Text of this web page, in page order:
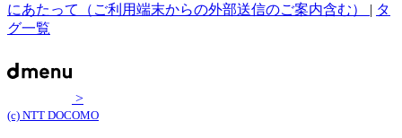
にあたって（ご利用端末からの外部送信のご案内含む） | タ
グ一覧
>
(c) NTT DOCOMO